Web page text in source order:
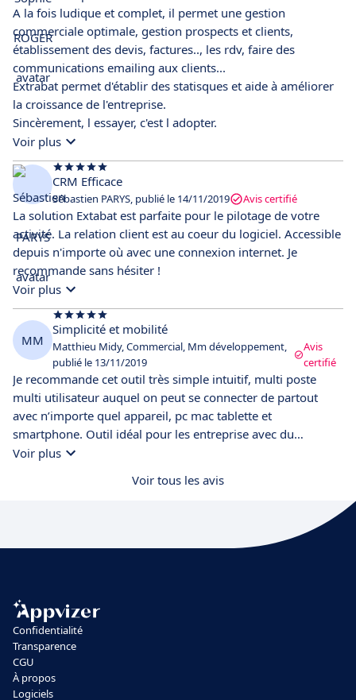
A la fois ludique et complet, il permet une gestion
commerciale optimale, gestion prospects et clients,
établissement des devis, factures.., les rdv, faire des
communications emailing aux clients...
Extrabat permet d'établir des statisques et aide à améliorer
la croissance de l'entreprise.
Sincèrement, l essayer, c'est l adopter.
Voir plus
CRM Efficace
Sébastien PARYS, publié le 14/11/2019 Avis certifié
La solution Extabat est parfaite pour le pilotage de votre
activité. La relation client est au coeur du logiciel. Accessible
depuis n'importe où avec une connexion internet. Je
recommande sans hésiter !
Voir plus
MM
Simplicité et mobilité
Matthieu Midy, Commercial, Mm développement,
publié le 13/11/2019
Avis
certifié
Je recommande cet outil très simple intuitif, multi poste
multi utilisateur auquel on peut se connecter de partout
avec n’importe quel appareil, pc mac tablette et
smartphone. Outil idéal pour les entreprise avec du
personnel en mobilité.
Voir plus
Voir tous les avis
Confidentialité
Transparence
CGU
À propos
Logiciels